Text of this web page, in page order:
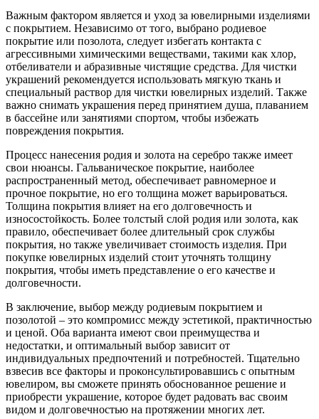
Важным фактором является и уход за ювелирными изделиями
с покрытием. Независимо от того, выбрано родиевое
покрытие или позолота, следует избегать контакта с
агрессивными химическими веществами, такими как хлор,
отбеливатели и абразивные чистящие средства. Для чистки
украшений рекомендуется использовать мягкую ткань и
специальный раствор для чистки ювелирных изделий. Также
важно снимать украшения перед принятием душа, плаванием
в бассейне или занятиями спортом, чтобы избежать
повреждения покрытия.
Процесс нанесения родия и золота на серебро также имеет
свои нюансы. Гальваническое покрытие, наиболее
распространенный метод, обеспечивает равномерное и
прочное покрытие, но его толщина может варьироваться.
Толщина покрытия влияет на его долговечность и
износостойкость. Более толстый слой родия или золота, как
правило, обеспечивает более длительный срок службы
покрытия, но также увеличивает стоимость изделия. При
покупке ювелирных изделий стоит уточнять толщину
покрытия, чтобы иметь представление о его качестве и
долговечности.
В заключение, выбор между родиевым покрытием и
позолотой – это компромисс между эстетикой, практичностью
и ценой. Оба варианта имеют свои преимущества и
недостатки, и оптимальный выбор зависит от
индивидуальных предпочтений и потребностей. Тщательно
взвесив все факторы и проконсультировавшись с опытным
ювелиром, вы сможете принять обоснованное решение и
приобрести украшение, которое будет радовать вас своим
видом и долговечностью на протяжении многих лет.